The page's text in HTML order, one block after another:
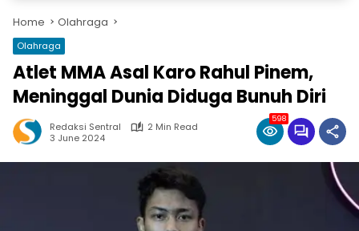
Home Olahraga
Olahraga
Atlet MMA Asal Karo Rahul Pinem,
Meninggal Dunia Diduga Bunuh Diri
Redaksi Sentral
2 Min Read
3 June 2024
598